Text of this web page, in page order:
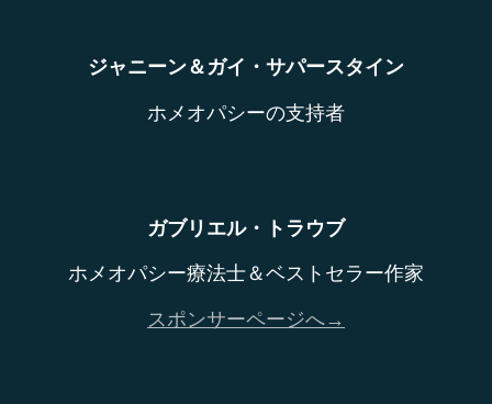
ジャニーン＆ガイ・サパースタイン
ホメオパシーの支持者
ガブリエル・トラウブ
ホメオパシー療法士＆ベストセラー作家
スポンサーページへ→